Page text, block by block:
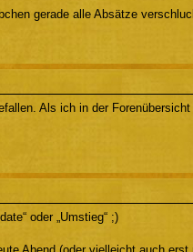
gerade alle Absätze
Als ich in der
oder „Umstieg“ ;)